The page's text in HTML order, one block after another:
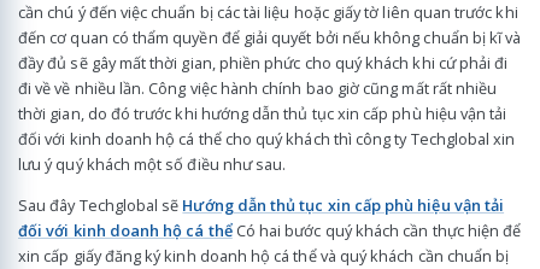
cần chú ý đến việc chuẩn bị các tài liệu hoặc giấy tờ liên quan trước khi
đến cơ quan có thẩm quyền để giải quyết bởi nếu không chuẩn bị kĩ và
đầy đủ sẽ gây mất thời gian, phiền phức cho quý khách khi cứ phải đi
đi về về nhiều lần. Công việc hành chính bao giờ cũng mất rất nhiều
thời gian, do đó trước khi hướng dẫn thủ tục xin cấp phù hiệu vận tải
đối với kinh doanh hộ cá thể cho quý khách thì công ty Techglobal xin
lưu ý quý khách một số điều như sau.
Sau đây Techglobal sẽ Hướng dẫn thủ tục xin cấp phù hiệu vận tải
đối với kinh doanh hộ cá thểCó hai bước quý khách cần thực hiện để
xin cấp giấy đăng ký kinh doanh hộ cá thể và quý khách cần chuẩn bị